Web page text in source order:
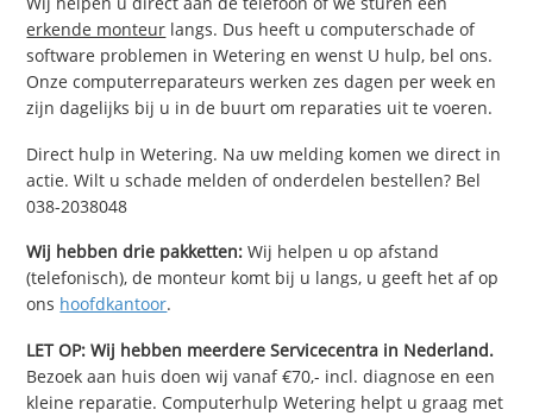
erkende monteur langs. Dus heeft u computerschade of
software problemen in Wetering en wenst U hulp, bel ons.
Onze computerreparateurs werken zes dagen per week en
zijn dagelijks bij u in de buurt om reparaties uit te voeren.
Direct hulp in Wetering. Na uw melding komen we direct in
actie. Wilt u schade melden of onderdelen bestellen? Bel
038-2038048
Wij hebben drie pakketten: Wij helpen u op afstand
(telefonisch), de monteur komt bij u langs, u geeft het af op
ons hoofdkantoor.
LET OP: Wij hebben meerdere Servicecentra in Nederland.
Bezoek aan huis doen wij vanaf €70,- incl. diagnose en een
kleine reparatie. Computerhulp Wetering helpt u graag met